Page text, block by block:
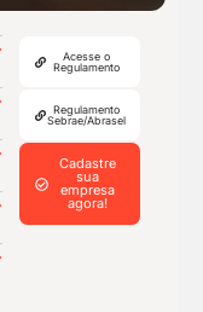
Acesse o
Regulamento
Regulamento
Sebrae/Abrasel
Cadastre
sua
empresa
agora!